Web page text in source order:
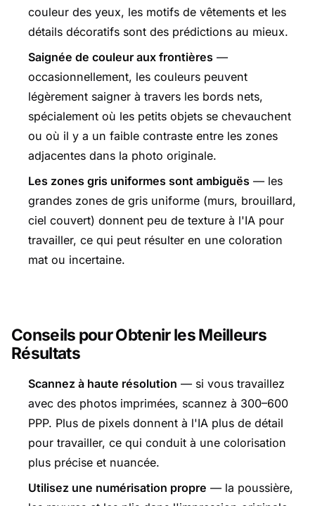
couleur des yeux, les motifs de vêtements et les
détails décoratifs sont des prédictions au mieux.
Saignée de couleur aux frontières —
occasionnellement, les couleurs peuvent
légèrement saigner à travers les bords nets,
spécialement où les petits objets se chevauchent
ou où il y a un faible contraste entre les zones
adjacentes dans la photo originale.
Les zones gris uniformes sont ambiguës — les
grandes zones de gris uniforme (murs, brouillard,
ciel couvert) donnent peu de texture à l'IA pour
travailler, ce qui peut résulter en une coloration
mat ou incertaine.
Conseils pour Obtenir les Meilleurs
Résultats
Scannez à haute résolution — si vous travaillez
avec des photos imprimées, scannez à 300–600
PPP. Plus de pixels donnent à l'IA plus de détail
pour travailler, ce qui conduit à une colorisation
plus précise et nuancée.
Utilisez une numérisation propre — la poussière,